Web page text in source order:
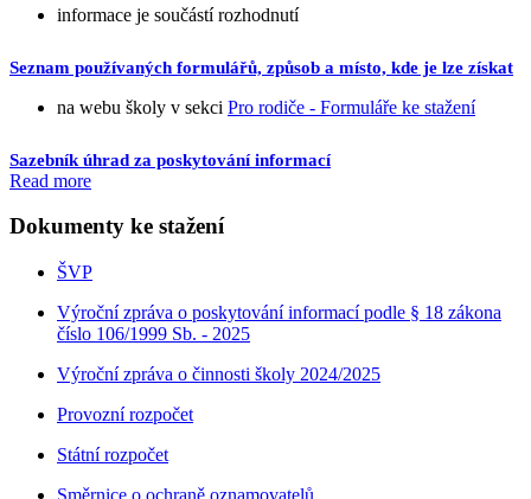
informace je součástí rozhodnutí
Seznam používaných formulářů, způsob a místo, kde je lze získat
na webu školy v sekci Pro rodiče - Formuláře ke stažení
Sazebník úhrad za poskytování informací
Read more
Dokumenty ke stažení
ŠVP
Výroční zpráva o poskytování informací podle § 18 zákona
číslo 106/1999 Sb. - 2025
Výroční zpráva o činnosti školy 2024/2025
Provozní rozpočet
Státní rozpočet
Směrnice o ochraně oznamovatelů